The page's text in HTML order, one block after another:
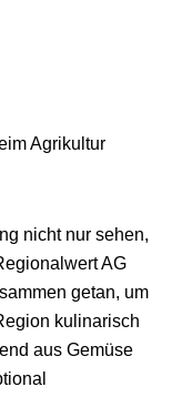
Agrikultur
nicht nur sehen,
AG
getan, um
kulinarisch
aus Gemüse